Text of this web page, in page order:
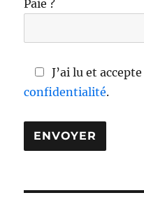
Paie ?
J’ai lu et accepte
confidentialité.